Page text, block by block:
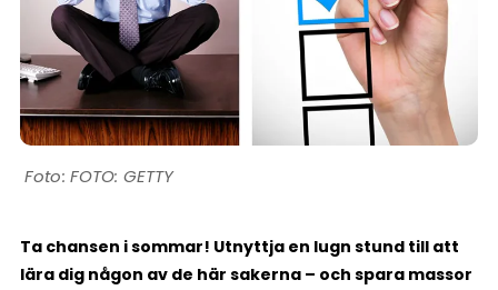
FOTO: GETTY
Ta chansen i sommar! Utnyttja en lugn stund till att
lära dig någon av de här sakerna – och spara massor